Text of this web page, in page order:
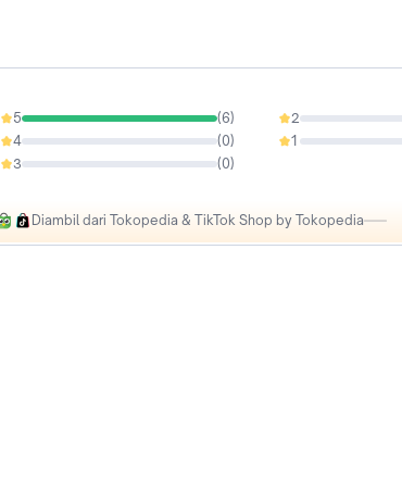
5 (6)
100%
4 (0)
0%
3 (0)
0%
2
0%
1
0%
Diambil dari Tokopedia & TikTok Shop by Tokopedia